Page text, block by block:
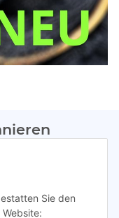
per E-Mail zu.
Abonnieren
Sie den